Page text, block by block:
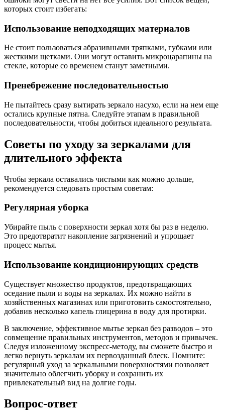
которых стоит избегать:
Использование неподходящих материалов
Не стоит пользоваться абразивными тряпками, губками или
жесткими щетками. Они могут оставить микроцарапины на
стекле, которые со временем станут заметными.
Пренебрежение последовательностью
Не пытайтесь сразу вытирать зеркало насухо, если на нем еще
остались крупные пятна. Следуйте этапам в правильной
последовательности, чтобы добиться идеального результата.
Советы по уходу за зеркалами для
длительного эффекта
Чтобы зеркала оставались чистыми как можно дольше,
рекомендуется следовать простым советам:
Регулярная уборка
Убирайте пыль с поверхности зеркал хотя бы раз в неделю.
Это предотвратит накопление загрязнений и упрощает
процесс мытья.
Использование кондиционирующих средств
Существует множество продуктов, предотвращающих
оседание пыли и воды на зеркалах. Их можно найти в
хозяйственных магазинах или приготовить самостоятельно,
добавив несколько капель глицерина в воду для протирки.
В заключение, эффективное мытье зеркал без разводов – это
совмещение правильных инструментов, методов и привычек.
Следуя изложенному экспресс-методу, вы сможете быстро и
легко вернуть зеркалам их первозданный блеск. Помните:
регулярный уход за зеркальными поверхностями позволяет
значительно облегчить уборку и сохранить их
привлекательный вид на долгие годы.
Вопрос-ответ